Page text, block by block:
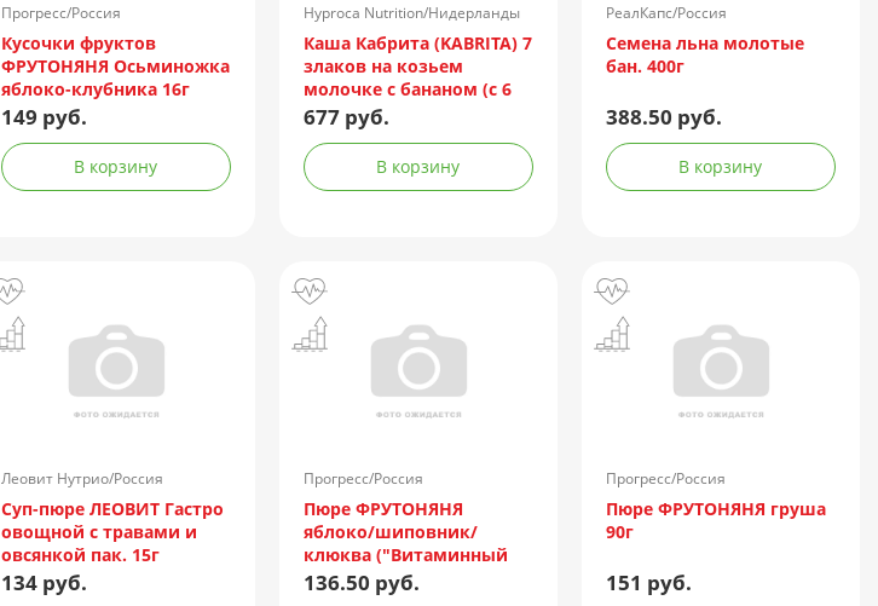
Прогресс/Россия
Кусочки фруктов
ФРУТОНЯНЯ Осьминожка
яблоко-клубника 16г
(12мес.+)
149 руб.
В корзину
Hyproca Nutrition/Нидерланды
Каша Кабрита (KABRITA) 7
злаков на козьем
молочке с бананом (с 6
мес.) 180г
677 руб.
В корзину
РеалКапс/Россия
Семена льна молотые
бан. 400г
388.50 руб.
В корзину
Леовит Hyтрио/Россия
Суп-пюре ЛЕОВИТ Гастро
овощной с травами и
овсянкой пак. 15г
134 руб.
Прогресс/Россия
Пюре ФРУТОНЯНЯ
яблоко/шиповник/
клюква ("Витаминный
салатик") 90г
136.50 руб.
Прогресс/Россия
Пюре ФРУТОНЯНЯ груша
90г
151 руб.